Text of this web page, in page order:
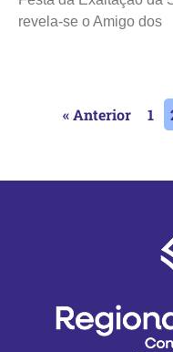
revela-se o Amigo dos
« Anterior 1